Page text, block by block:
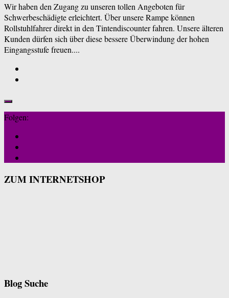
Wir haben den Zugang zu unseren tollen Angeboten für
Schwerbeschädigte erleichtert. Über unsere Rampe können
Rollstuhlfahrer direkt in den Tintendiscounter fahren. Unsere älteren
Kunden dürfen sich über diese bessere Überwindung der hohen
Eingangsstufe freuen....
Folgen:
ZUM INTERNETSHOP
Blog Suche